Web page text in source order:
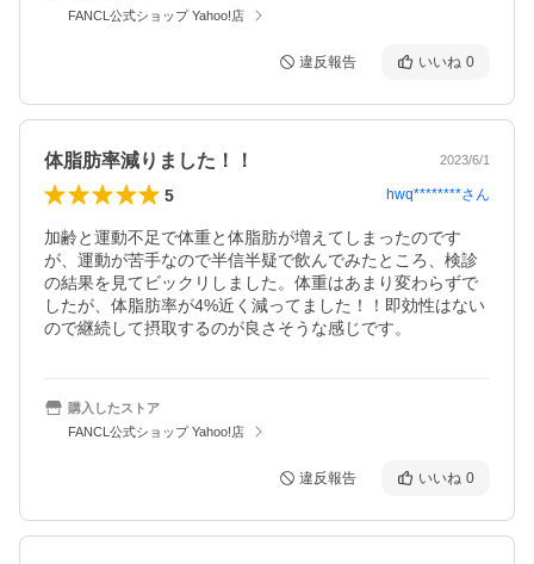
FANCL公式ショップ Yahoo!店
違反報告 いいね 0
体脂肪率減りました！！ 2023/6/1
5 hwq********さん
加齢と運動不足で体重と体脂肪が増えてしまったのです
が、運動が苦手なので半信半疑で飲んでみたところ、検診
の結果を見てビックリしました。体重はあまり変わらずで
したが、体脂肪率が4%近く減ってました！！即効性はない
ので継続して摂取するのが良さそうな感じです。
購入したストア
FANCL公式ショップ Yahoo!店
違反報告 いいね 0